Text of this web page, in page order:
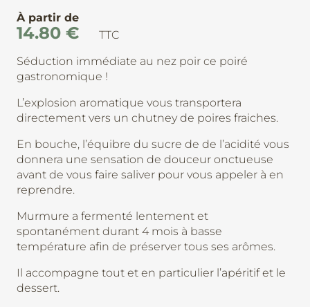
À partir de
14.80 €
TTC
Séduction immédiate au nez poir ce poiré
gastronomique !
L’explosion aromatique vous transportera
directement vers un chutney de poires fraiches.
En bouche, l’équibre du sucre de de l’acidité vous
donnera une sensation de douceur onctueuse
avant de vous faire saliver pour vous appeler à en
reprendre.
Murmure a fermenté lentement et
spontanément durant 4 mois à basse
température afin de préserver tous ses arômes.
Il accompagne tout et en particulier l’apéritif et le
dessert.